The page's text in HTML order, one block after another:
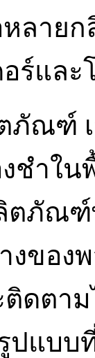
ลายก
ร์แล
ณฑ์
ชำใ
ตภัณ
ของพ
ดตา
ปแบบ